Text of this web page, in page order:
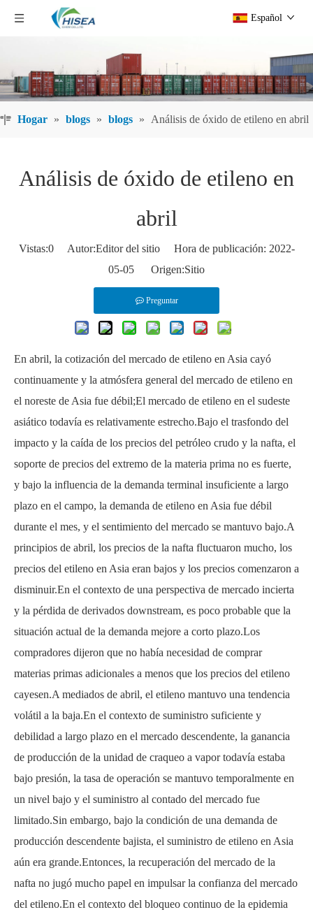
Español
Hogar » blogs » blogs » Análisis de óxido de etileno en abril
Análisis de óxido de etileno en
abril
Vistas:0Autor:Editor del sitio Hora de publicación: 2022-
05-05 Origen:Sitio
Preguntar
En abril, la cotización del mercado de etileno en Asia cayó
continuamente y la atmósfera general del mercado de etileno en
el noreste de Asia fue débil;El mercado de etileno en el sudeste
asiático todavía es relativamente estrecho.Bajo el trasfondo del
impacto y la caída de los precios del petróleo crudo y la nafta, el
soporte de precios del extremo de la materia prima no es fuerte,
y bajo la influencia de la demanda terminal insuficiente a largo
plazo en el campo, la demanda de etileno en Asia fue débil
durante el mes, y el sentimiento del mercado se mantuvo bajo.A
principios de abril, los precios de la nafta fluctuaron mucho, los
precios del etileno en Asia eran bajos y los precios comenzaron a
disminuir.En el contexto de una perspectiva de mercado incierta
y la pérdida de derivados downstream, es poco probable que la
situación actual de la demanda mejore a corto plazo.Los
compradores dijeron que no había necesidad de comprar
materias primas adicionales a menos que los precios del etileno
cayesen.A mediados de abril, el etileno mantuvo una tendencia
volátil a la baja.En el contexto de suministro suficiente y
debilidad a largo plazo en el mercado descendente, la ganancia
de producción de la unidad de craqueo a vapor todavía estaba
bajo presión, la tasa de operación se mantuvo temporalmente en
un nivel bajo y el suministro al contado del mercado fue
limitado.Sin embargo, bajo la condición de una demanda de
producción descendente bajista, el suministro de etileno en Asia
aún era grande.Entonces, la recuperación del mercado de la
nafta no jugó mucho papel en impulsar la confianza del mercado
del etileno.En el contexto del bloqueo continuo de la epidemia